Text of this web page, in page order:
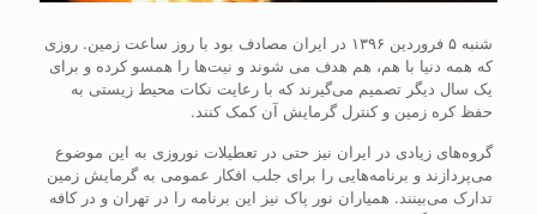
شنبه ۵ فروردین ۱۳۹۶ در ایران مصادف بود با روز ساعت زمین. روزی
که همه دنیا با هم، هم هدف می شوند و نیت‌ها را همسو کرده و برای
یک سال دیگر تصمیم می‌گیرند که با رعایت نکات محیط زیستی به
حفظ کره زمین و کنترل گرمایش آن کمک کنند.
گروه‌های زیادی در ایران نیز حتی در تعطیلات نوروزی به این موضوع
می‌پردازند و برنامه‌هایی را برای جلب افکار عمومی به گرمایش زمین
تدارک می‌بینند. همیاران نور پاک نیز این برنامه را در تهران و در کافه